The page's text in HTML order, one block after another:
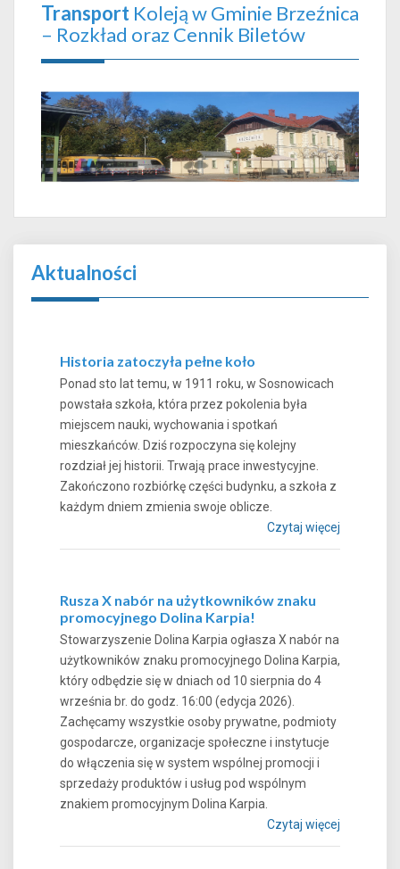
Transport Koleją w Gminie Brzeźnica
– Rozkład oraz Cennik Biletów
Aktualności
Historia zatoczyła pełne koło
Ponad sto lat temu, w 1911 roku, w Sosnowicach
powstała szkoła, która przez pokolenia była
miejscem nauki, wychowania i spotkań
mieszkańców. Dziś rozpoczyna się kolejny
rozdział jej historii. Trwają prace inwestycyjne.
Zakończono rozbiórkę części budynku, a szkoła z
każdym dniem zmienia swoje oblicze.
Czytaj więcej
Rusza X nabór na użytkowników znaku
promocyjnego Dolina Karpia!
Stowarzyszenie Dolina Karpia ogłasza X nabór na
użytkowników znaku promocyjnego Dolina Karpia,
który odbędzie się w dniach od 10 sierpnia do 4
września br. do godz. 16:00 (edycja 2026).
Zachęcamy wszystkie osoby prywatne, podmioty
gospodarcze, organizacje społeczne i instytucje
do włączenia się w system wspólnej promocji i
sprzedaży produktów i usług pod wspólnym
znakiem promocyjnym Dolina Karpia.
Czytaj więcej